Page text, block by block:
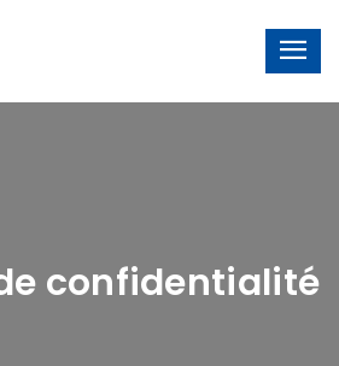
la navigation
contenu
confidentialité